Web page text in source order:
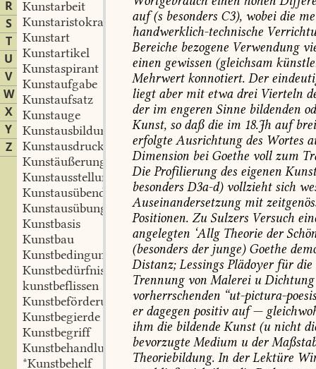
R
S
T
U
V
W
X
Y
Z
Kunstarbeit
Kunstaristokrat
Kunstart
Kunstartikel
Kunstaspirant
Kunstaufgabe
Kunstaufsatz
Kunstauge
Kunstausbildung
Kunstausdruck
Kunstäußerung
Kunstausstellung
Kunstausübende
Kunstausübung
Kunstbasis
Kunstbau
Kunstbedingung
Kunstbedürfnis
kunstbeflissen
Kunstbeförderung
Kunstbegierde
Kunstbegriff
Kunstbehandlung
*Kunstbehelf
auf(s besonders C3), wobeidie
handwerklich-technische
Bereiche bezogene Verwendung
einen gewissen (gleichsam
Mehrwertkonnotiert. Der
liegtabermitetwadreiVierteln
derim engeren Sinne bildenden od
Kunst, sodaßdie im 18.Jh auf
erfolgte Ausrichtungdes Wortes
Dimension beiGoethe vollzum
Die Profilierungdes eigenen
besonders D3a-d)vollziehtsich
Auseinandersetzungmit
Positionen. Zu Sulzers Versuch
angelegten ‘AllgTheorie der
(besonders derjunge)Goethe
Distanz;Lessings Plädoyerfürdie
Trennungvon Malereiu Dichtung
vorherrschenden “ut-pictura-
erdagegen positivauf—
ihm die bildende Kunst(u nicht
bevorzugte Medium u der
Theoriebildung. In derLektüre